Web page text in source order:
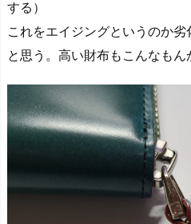
する）
これをエイジングというのか
と思う。高い財布もこんなもん